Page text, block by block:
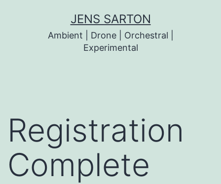
JENS SARTON
Ambient | Drone | Orchestral |
Experimental
Registration
Complete